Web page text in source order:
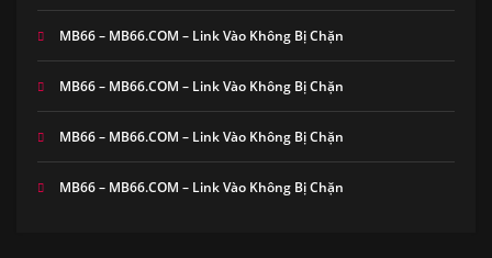
MB66 – MB66.COM – Link Vào Không Bị Chặn
MB66 – MB66.COM – Link Vào Không Bị Chặn
MB66 – MB66.COM – Link Vào Không Bị Chặn
MB66 – MB66.COM – Link Vào Không Bị Chặn